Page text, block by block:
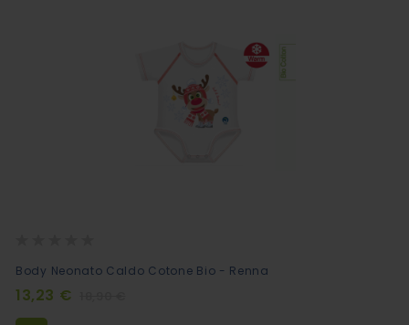
Body Neonato Caldo Cotone Bio - Renna
13,23 €
Aggiungi
al